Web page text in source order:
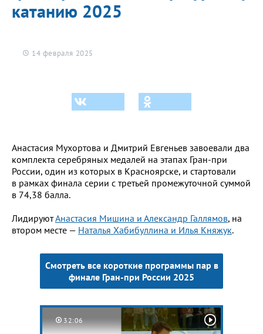
катанию 2025
14 февраля 2025
Анастасия Мухортова и Дмитрий Евгеньев завоевали два
комплекта серебряных медалей на этапах Гран-при
России, один из которых в Красноярске, и стартовали
в рамках финала серии с третьей промежуточной суммой
в 74,38 балла.
ЛидируютАнастасия Мишина и Александр Галлямов, на
втором месте — Наталья Хабибуллина и Илья Княжук.
Смотреть все короткие программы пар в
финале Гран-при России 2025
32:06